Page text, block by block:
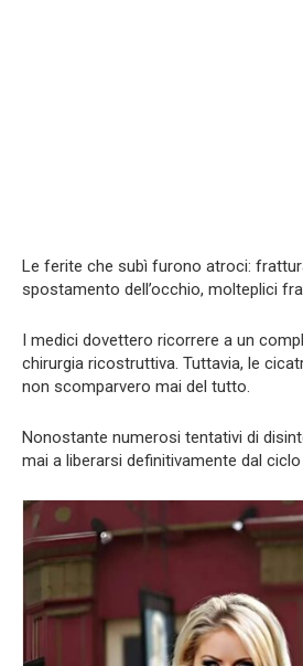
Le ferite che subì furono atroci:
spostamento dell’occhio, molteplici
I medici dovettero ricorrere a un
chirurgia ricostruttiva. Tuttavia, le
non scomparvero mai del tutto.
Nonostante numerosi tentativi di
mai a liberarsi definitivamente dal